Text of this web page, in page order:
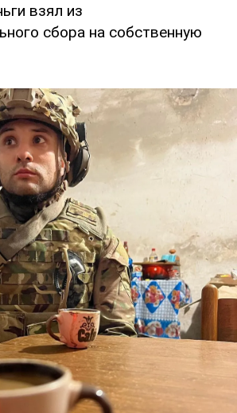
взял из
сбора на собственную